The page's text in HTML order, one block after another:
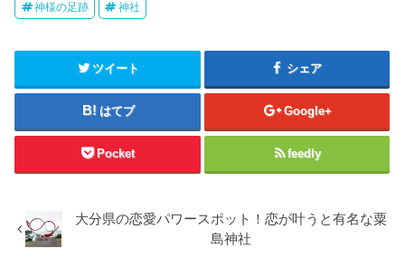
神様の足跡 神社
ツイート シェア
はてブ Google+
Pocket feedly
大分県の恋愛パワースポット！恋が叶うと有名な粟
島神社